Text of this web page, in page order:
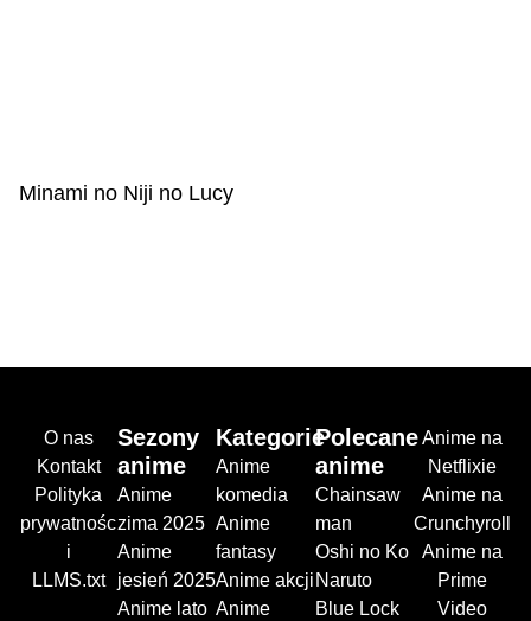
Minami no Niji no Lucy
O nas
Kontakt
Polityka
prywatnośc
i
LLMS.txt
Sezony
anime
Anime
zima 2025
Anime
jesień 2025
Anime lato
Kategorie
Anime
komedia
Anime
fantasy
Anime akcji
Anime
Polecane
anime
Chainsaw
man
Oshi no Ko
Naruto
Blue Lock
Anime na
Netflixie
Anime na
Crunchyroll
Anime na
Prime
Video